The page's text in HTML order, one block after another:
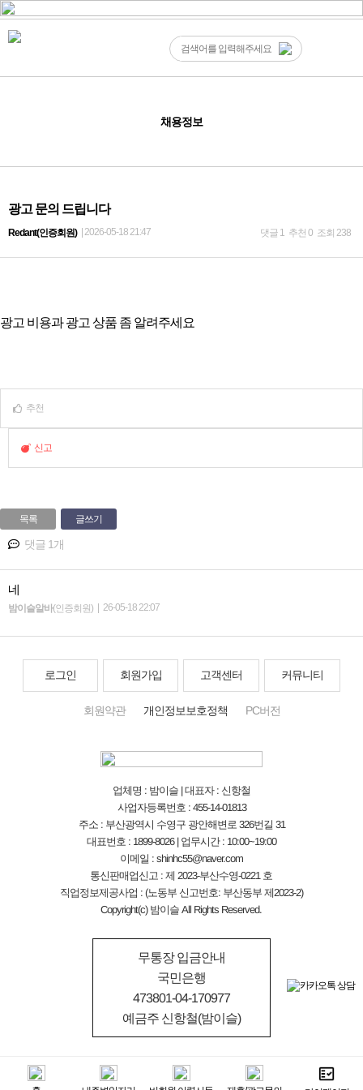
채용정보
광고 문의 드립니다
Redant(인증회원) | 2026-05-18 21:47 댓글 1 추천 0 조회 238
광고 비용과 광고 상품 좀 알려주세요
추천
신고
목록 글쓰기
댓글 1개
네
밤이슬알바(인증회원) 26-05-18 22:07
로그인 회원가입 고객센터 커뮤니티
회원약관 개인정보보호정책 PC버전
업체명 : 밤이슬 | 대표자 : 신항철
사업자등록번호 : 455-14-01813
주소 : 부산광역시 수영구 광안해변로 326번길 31
대표번호 : 1899-8026 | 업무시간 : 10:00~19:00
이메일 : shinhc55@naver.com
통신판매업신고 : 제 2023-부산수영-0221 호
직업정보제공사업 : (노동부 신고번호: 부산동부 제2023-2)
Copyright(c) 밤이슬 All Rights Reserved.
무통장 입금안내
국민은행
473801-04-170977
예금주 신항철(밤이슬)